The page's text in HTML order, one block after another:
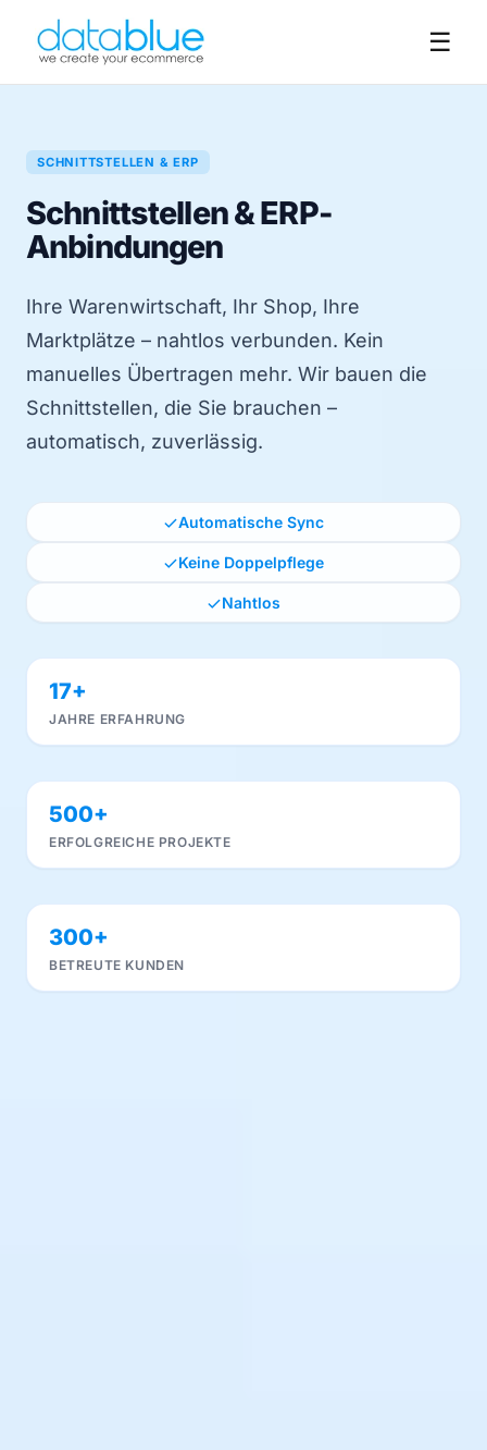
☰
SCHNITTSTELLEN & ERP
Schnittstellen & ERP-
Anbindungen
Ihre Warenwirtschaft, Ihr Shop, Ihre
Marktplätze – nahtlos verbunden. Kein
manuelles Übertragen mehr. Wir bauen die
Schnittstellen, die Sie brauchen –
automatisch, zuverlässig.
Automatische Sync
Keine Doppelpflege
Nahtlos
17+
JAHRE ERFAHRUNG
500+
ERFOLGREICHE PROJEKTE
300+
BETREUTE KUNDEN